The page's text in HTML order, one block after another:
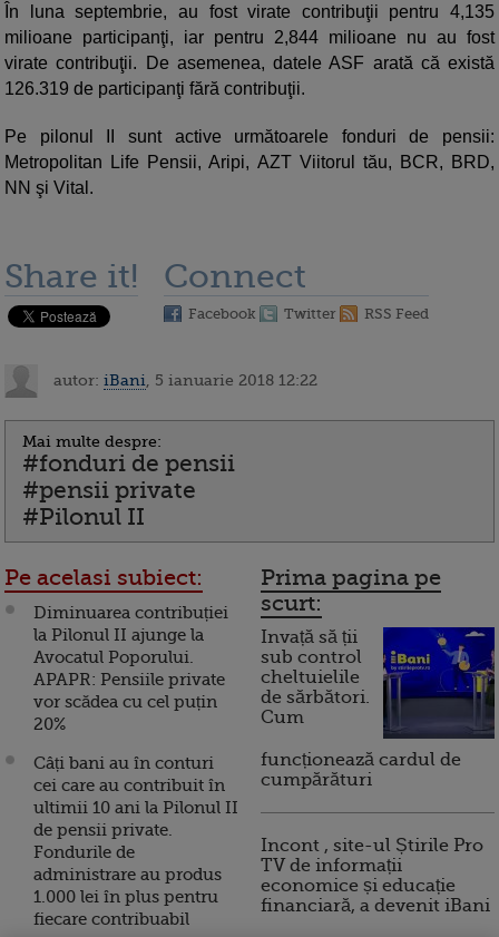
În luna septembrie, au fost virate contribuţii pentru 4,135
milioane participanţi, iar pentru 2,844 milioane nu au fost
virate contribuţii. De asemenea, datele ASF arată că există
126.319 de participanţi fără contribuţii.
Pe pilonul II sunt active următoarele fonduri de pensii:
Metropolitan Life Pensii, Aripi, AZT Viitorul tău, BCR, BRD,
NN şi Vital.
Share it! Connect
Facebook Twitter RSS Feed
autor: iBani , 5 ianuarie 2018 12:22
Mai multe despre:
#fonduri de pensii
#pensii private
#Pilonul II
Pe acelasi subiect:
Diminuarea contribuției
la Pilonul II ajunge la
Avocatul Poporului.
APAPR: Pensiile private
vor scădea cu cel puțin
20%
Câți bani au în conturi
cei care au contribuit în
ultimii 10 ani la Pilonul II
de pensii private.
Fondurile de
administrare au produs
1.000 lei în plus pentru
fiecare contribuabil
Prima pagina pe
scurt:
Invață să ții
sub control
cheltuielile
de sărbători.
Cum
funcționează cardul de
cumpărături
Incont , site-ul Știrile Pro
TV de informații
economice și educație
financiară, a devenit iBani